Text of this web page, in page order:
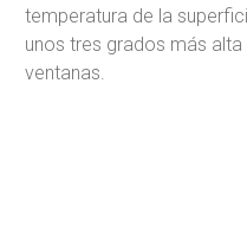
temperatura de la
unos tres grados más
ventanas.